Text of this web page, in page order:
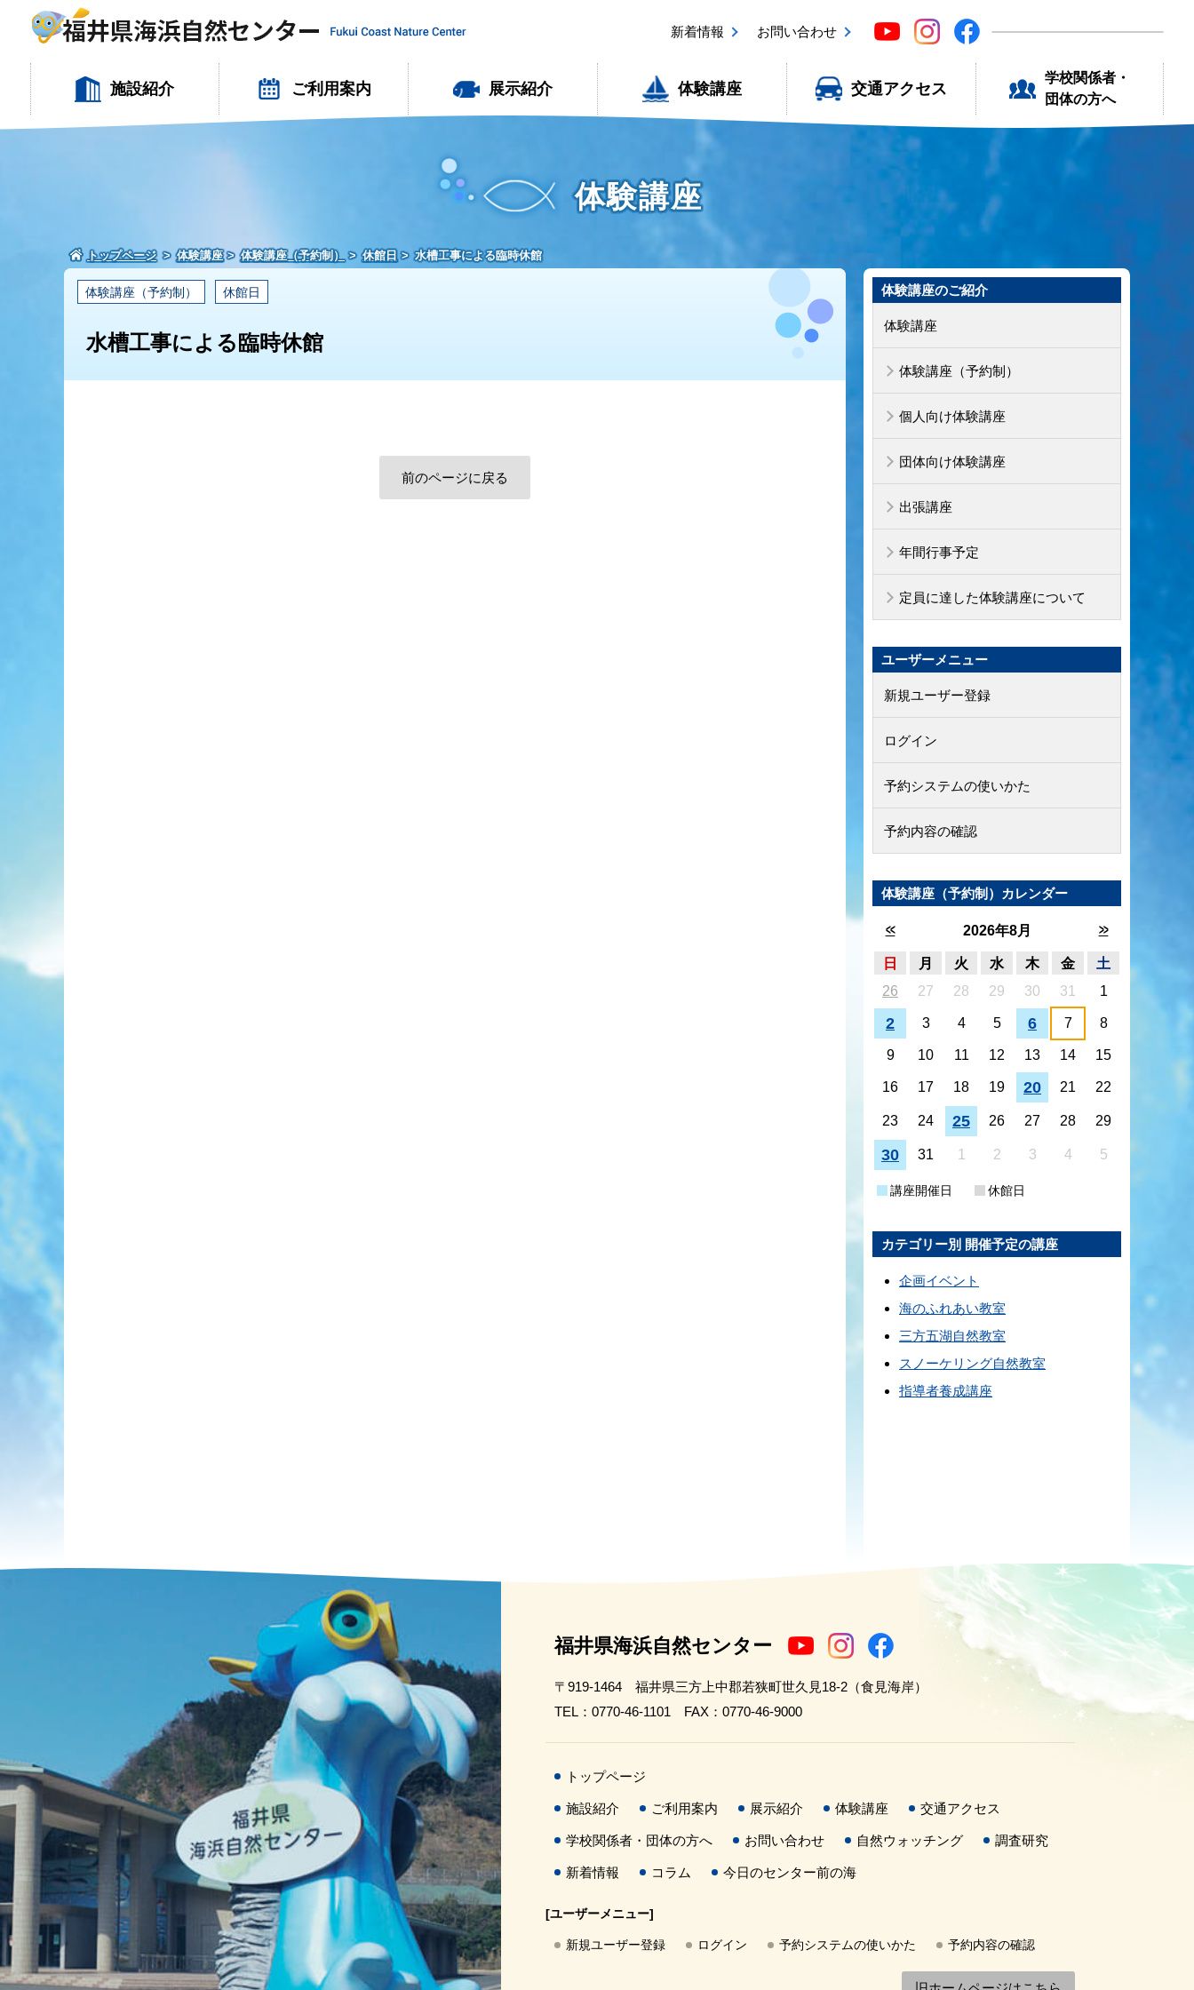
新着情報 お問い合わせ
施設紹介 ご利用案内 展示紹介 体験講座 交通アクセス
学校関係者・
団体の方へ
体験講座
トップページ 体験講座 体験講座（予約制） 休館日 水槽工事による臨時休館
体験講座（予約制） 休館日
水槽工事による臨時休館
前のページに戻る
体験講座のご紹介
体験講座
体験講座（予約制）
個人向け体験講座
団体向け体験講座
出張講座
年間行事予定
定員に達した体験講座について
ユーザーメニュー
新規ユーザー登録
ログイン
予約システムの使いかた
予約内容の確認
体験講座（予約制）カレンダー
<< 2026年8月 >>
日 月 火 水 木 金
土
26
27 28 29 30 31 1
2 3 4 5 6 7 8
9 10 11 12 13 14 15
16 17 18 19 20 21 22
23 24 25 26 27 28 29
30 31 1 2 3 4 5
講座開催日 休館日
カテゴリー別 開催予定の講座
企画イベント
海のふれあい教室
三方五湖自然教室
スノーケリング自然教室
指導者養成講座
福井県海浜自然センター
〒919-1464 福井県三方上中郡若狭町世久見18-2（食見海岸）
TEL：0770-46-1101 FAX：0770-46-9000
トップページ
施設紹介 ご利用案内 展示紹介 体験講座 交通アクセス
学校関係者・団体の方へ お問い合わせ 自然ウォッチング 調査研究
新着情報 コラム 今日のセンター前の海
[ユーザーメニュー]
新規ユーザー登録 ログイン 予約システムの使いかた 予約内容の確認